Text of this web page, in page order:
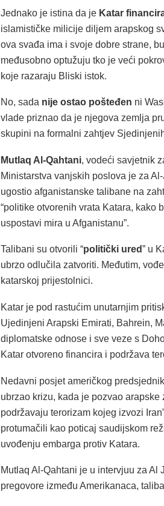
Jednako je istina da je Katar
islamističke milicije diljem arapskog
ova svađa ima i svoje dobre strane,
međusobno optužuju tko je veći
koje razaraju Bliski istok.
No, sada nije ostao pošteđen ni
vlade priznao da je njegova zemlja
skupini na formalni zahtjev
Mutlaq Al-Qahtani, vodeći savjetnik
Ministarstva vanjskih poslova je za
ugostio afganistanske talibane na
“politike otvorenih vrata Katara, kako
uspostavi mira u Afganistanu”.
Talibani su otvorili “politički ured” u
ubrzo odlučila zatvoriti. Međutim,
katarskoj prijestolnici.
Katar je pod rastućim unutarnjim
Ujedinjeni Arapski Emirati, Bahrein,
diplomatske odnose i sve veze s
Katar otvoreno financira i podržava
Nedavni posjet američkog
ubrzao krizu, kada je pozvao
podržavaju terorizam kojeg izvozi
protumačili kao poticaj saudijskom
uvođenju embarga protiv Katara.
Mutlaq Al-Qahtani je u intervjuu za Al
pregovore između Amerikanaca,